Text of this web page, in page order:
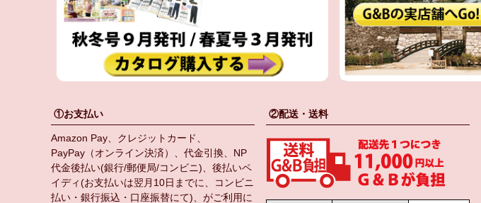
①お支払い
Amazon Pay、クレジットカード、
PayPay（オンライン決済）、代金引換、NP
代金後払い(銀行/郵便局/コンビニ)、後払いペ
イディ(お支払いは翌月10日までに、コンビニ
払い・銀行振込・口座振替にて)、がご利用に
②配送・送料